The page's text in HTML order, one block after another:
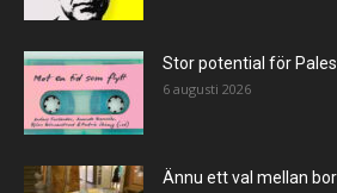
Stor potential för
6 augusti 2026
Ännu ett val mellan